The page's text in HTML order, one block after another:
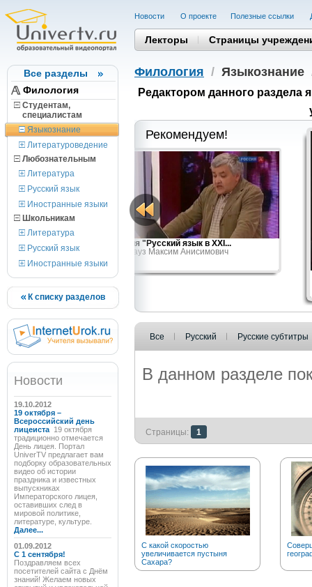
Все разделы
Филология
Студентам,
cпециалистам
Языкознание
Литературоведение
Любознательным
Литература
Русский язык
Иностранные языки
Школьникам
Литература
Русский язык
Иностранные языки
К списку разделов
Новости
19.10.2012
19 октября –
Всероссийский день
лицеиста 19 октября
традиционно отмечается
День лицея. Портал
UniverTV предлагает вам
подборку образовательных
видео об истории
праздника и известных
выпускниках
Императорского лицея,
оставивших след в
мировой политике,
литературе, культуре.
Далее...
01.09.2012
C 1 сентября!
Поздравляем всех
посетителей сайта с Днём
знаний! Желаем новых
Новости О проекте Полезные cсылки
Лекторы Страницы
Филология / Языкознание
Редактором данного раздела
Рекомендуем!
лингвистика
Лекция "Русский язык в XXI...
Кронгауз Максим Анисимович
Все Русский Русские субтитры
В данном разделе
Страницы: 1
С какой скоростью
увеличивается пустыня
Сахара?